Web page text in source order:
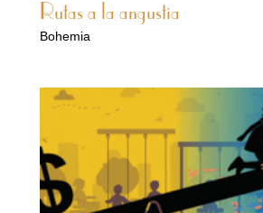
Rutas a la angustia
Bohemia